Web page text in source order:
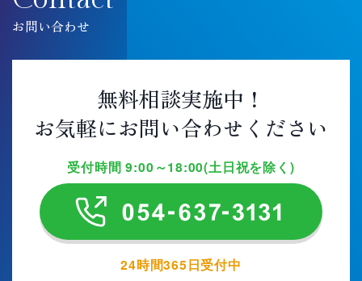
お問い合わせ
無料相談実施中！
お気軽にお問い合わせください
受付時間 9:00～18:00(土日祝を除く)
24時間365日受付中